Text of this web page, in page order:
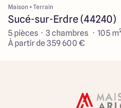
Maison + Terrain
Sucé-sur-Erdre (44240)
5 pièces · 3 chambres · 105
À partir de 359 600 €